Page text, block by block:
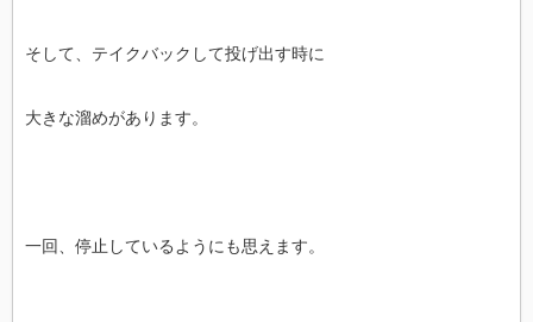
そして、テイクバックして投げ出す時に
大きな溜めがあります。
一回、停止しているようにも思えます。